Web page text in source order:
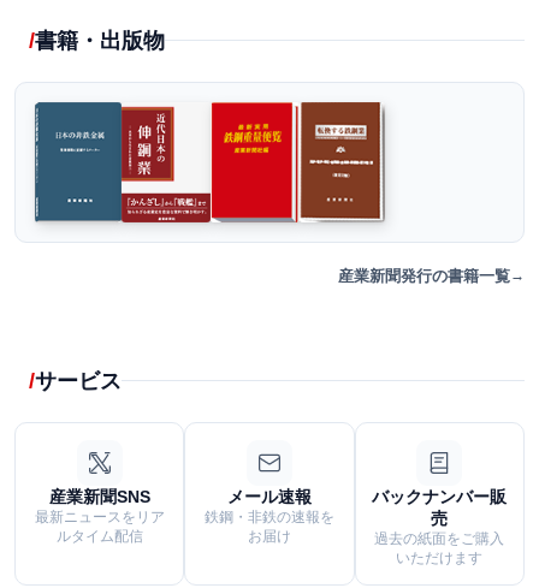
書籍・出版物
産業新聞発行の書籍一覧
サービス
産業新聞SNS
最新ニュースをリア
ルタイム配信
メール速報
鉄鋼・非鉄の速報を
お届け
バックナンバー販
売
過去の紙面をご購入
いただけます